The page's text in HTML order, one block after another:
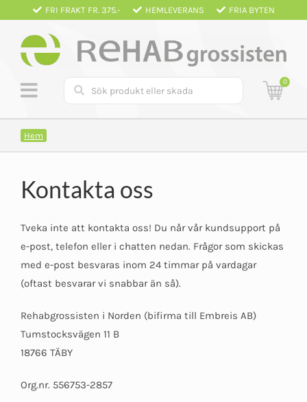
Fortsätt
innehållet
FRI FRAKT FR. 375.- HEMLEVERANS FRIA BYTEN
0
Hem
Kontakta oss
Tveka inte att kontakta oss! Du når vår kundsupport på
e-post, telefon eller i chatten nedan. Frågor som skickas
med e-post besvaras inom 24 timmar på vardagar
(oftast besvarar vi snabbar än så).
Rehabgrossisten i Norden (bifirma till Embreis AB)
Tumstocksvägen 11 B
18766 TÄBY
Org.nr. 556753-2857